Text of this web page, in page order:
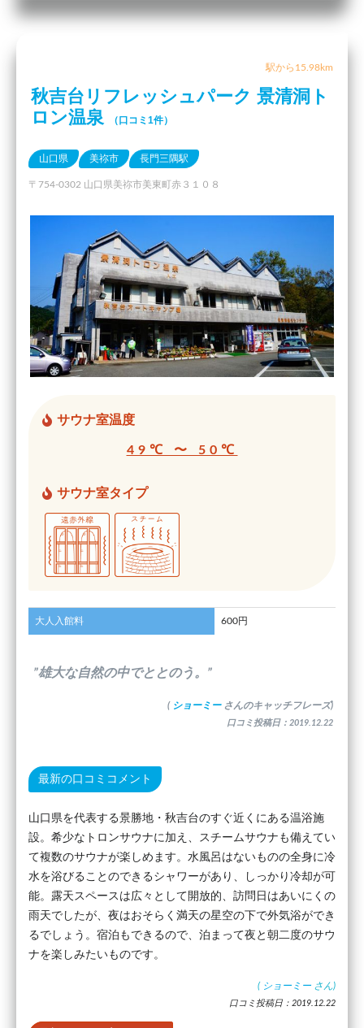
駅から15.98km
秋吉台リフレッシュパーク 景清洞ト
ロン温泉
（口コミ1件）
山口県 美祢市 長門三隅駅
〒754-0302 山口県美祢市美東町赤３１０８
サウナ室温度
49℃ 〜 50℃
サウナ室タイプ
大人入館料 600円
”雄大な自然の中でととのう。”
( ショーミー さんのキャッチフレーズ)
口コミ投稿日：2019.12.22
最新の口コミコメント
山口県を代表する景勝地・秋吉台のすぐ近くにある温浴施
設。希少なトロンサウナに加え、スチームサウナも備えてい
て複数のサウナが楽しめます。水風呂はないものの全身に冷
水を浴びることのできるシャワーがあり、しっかり冷却が可
能。露天スペースは広々として開放的、訪問日はあいにくの
雨天でしたが、夜はおそらく満天の星空の下で外気浴ができ
るでしょう。宿泊もできるので、泊まって夜と朝二度のサウ
ナを楽しみたいものです。
( ショーミー さん)
口コミ投稿日：2019.12.22